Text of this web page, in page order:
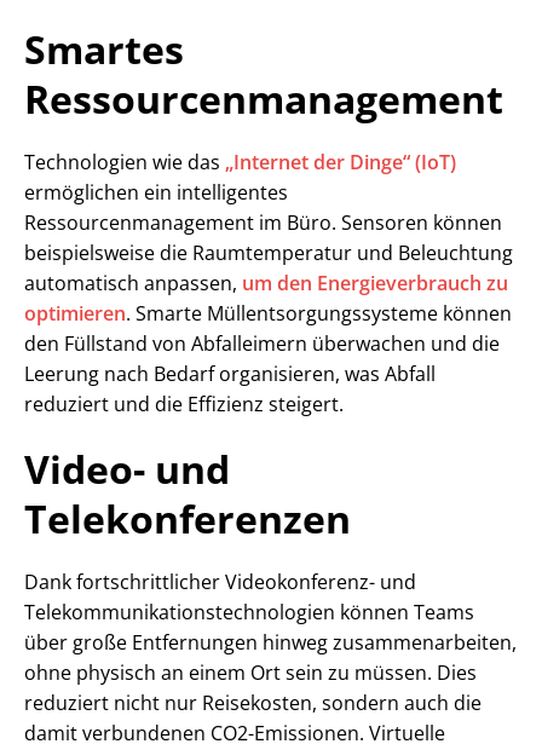
Smartes
Ressourcenmanagement
Technologien wie das „Internet der Dinge“ (IoT)
ermöglichen ein intelligentes
Ressourcenmanagement im Büro. Sensoren können
beispielsweise die Raumtemperatur und Beleuchtung
automatisch anpassen, um den Energieverbrauch zu
optimieren. Smarte Müllentsorgungssysteme können
den Füllstand von Abfalleimern überwachen und die
Leerung nach Bedarf organisieren, was Abfall
reduziert und die Effizienz steigert.
Video- und
Telekonferenzen
Dank fortschrittlicher Videokonferenz- und
Telekommunikationstechnologien können Teams
über große Entfernungen hinweg zusammenarbeiten,
ohne physisch an einem Ort sein zu müssen. Dies
reduziert nicht nur Reisekosten, sondern auch die
damit verbundenen CO2-Emissionen. Virtuelle